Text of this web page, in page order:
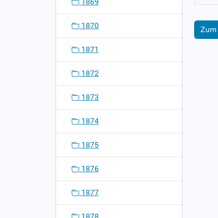
Zum
1870
1871
1872
1873
1874
1875
1876
1877